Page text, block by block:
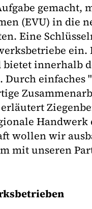
gemacht,
(EVU) in die
Eine
ein.
bietet innerhalb
Durch einfaches
wollen wir
mit unseren